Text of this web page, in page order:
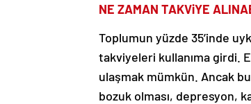
NE ZAMAN TAKViYE
Toplumun yüzde 35’inde
takviyeleri kullanıma
ulaşmak mümkün. Ancak
bozuk olması, depresyon,